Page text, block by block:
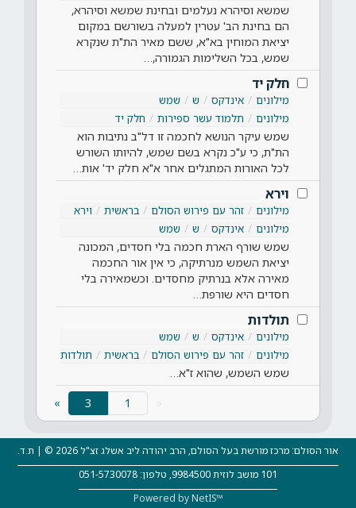
שמשא וסיהרא נעלמים ובחינת שמשא וסיהרא,
הם בחינת הב' עטרין למעלה בשורשם במקום
יציאת המוחין בא"א, ששם מאיר הת"ת שנקרא
שמש, בכל השלימות הגמורה,…
חלק יד
מילונים אינדקס ש
שמש
מילונים
תלמוד עשר ספירות חלק יד
שמש עיקר הנושא לחכמה זו דל"ב נתיבות הוא
הת"ת, כי ע"כ נקרא בשם שמש, להיותו השורש
לכל האורות המתגלים אחר א"א חלק יד' אות…
וירא
מילונים זהר עם פירוש הסולם בראשית
וירא
מילונים
אינדקס ש שמש
שמש שורף הארת חכמה בלי חסדים, המכונה
יציאת השמש מנרתיקה, כי אין אור החכמה
מאירה אלא בנרתיק מחסדים. וכשמאירה בלי
חסדים היא שורפת…
תולדות
מילונים אינדקס ש
שמש
מילונים
זהר עם פירוש הסולם בראשית תולדות
שמש השמש, שהוא ז"א…
3
(current)
»
אור הסולם: מרכז מורשת בעל הסולם, הרב יהודה ליב אשלג זצ"ל 2026 © | ת.ד.
101 מושב לוזית 9984500, טלפון: 051-5730078
Powered by NetIS™